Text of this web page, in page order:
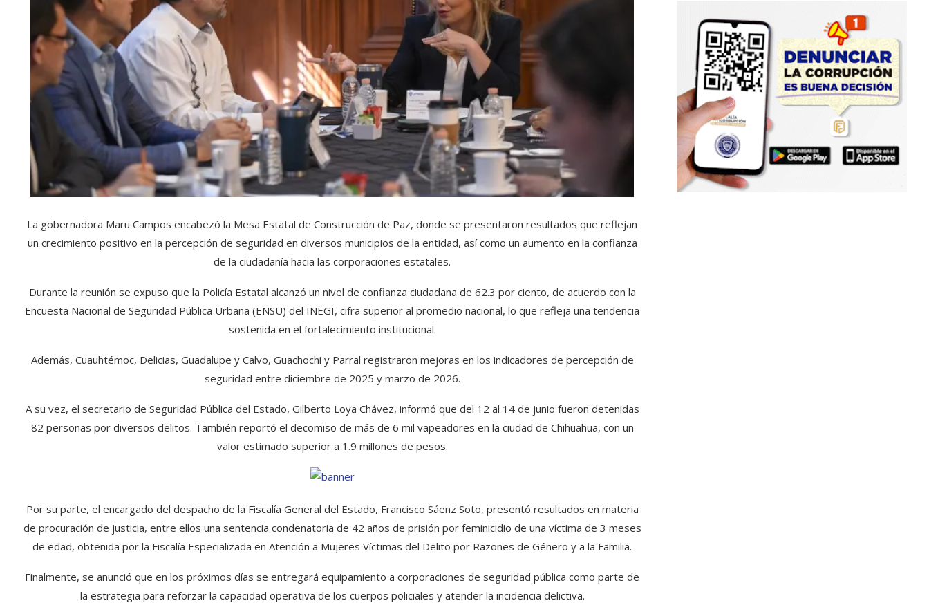
La gobernadora Maru Campos encabezó la Mesa Estatal de Construcción de Paz, donde se presentaron resultados que reflejan
un crecimiento positivo en la percepción de seguridad en diversos municipios de la entidad, así como un aumento en la confianza
de la ciudadanía hacia las corporaciones estatales.
Durante la reunión se expuso que la Policía Estatal alcanzó un nivel de confianza ciudadana de 62.3 por ciento, de acuerdo con la
Encuesta Nacional de Seguridad Pública Urbana (ENSU) del INEGI, cifra superior al promedio nacional, lo que refleja una tendencia
sostenida en el fortalecimiento institucional.
Además, Cuauhtémoc, Delicias, Guadalupe y Calvo, Guachochi y Parral registraron mejoras en los indicadores de percepción de
seguridad entre diciembre de 2025 y marzo de 2026.
A su vez, el secretario de Seguridad Pública del Estado, Gilberto Loya Chávez, informó que del 12 al 14 de junio fueron detenidas
82 personas por diversos delitos. También reportó el decomiso de más de 6 mil vapeadores en la ciudad de Chihuahua, con un
valor estimado superior a 1.9 millones de pesos.
Por su parte, el encargado del despacho de la Fiscalía General del Estado, Francisco Sáenz Soto, presentó resultados en materia
de procuración de justicia, entre ellos una sentencia condenatoria de 42 años de prisión por feminicidio de una víctima de 3 meses
de edad, obtenida por la Fiscalía Especializada en Atención a Mujeres Víctimas del Delito por Razones de Género y a la Familia.
Finalmente, se anunció que en los próximos días se entregará equipamiento a corporaciones de seguridad pública como parte de
la estrategia para reforzar la capacidad operativa de los cuerpos policiales y atender la incidencia delictiva.